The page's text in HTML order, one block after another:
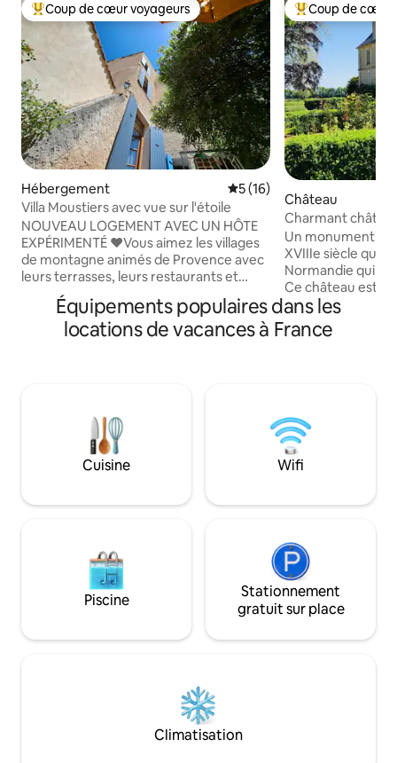
Coups de cœur voyageurs les plus appréciés
Coup de cœur voyageurs
Hébergement Évaluation moyenne sur la
5 (16)
Villa Moustiers avec vue sur l'étoile
NOUVEAU LOGEMENT AVEC UN HÔTE
EXPÉRIMENTÉ ​❤️​Vous aimez les villages
de montagne animés de Provence avec
leurs terrasses, leurs restaurants et
leurs boutiques ? Vous aimez les champs
de lavande, les marchés régionaux ou le
paysage accidenté du Verdon ? Vous
notre petit jardin et admirez la vallée, les
rochers et le ciel étoilé depuis la grande
terrasse sur le toit le soir.
Coups de cœur
Coup de cœur
Château
Charmant
Monument
Un monument
XVIIIe siècle qui a
Normandie qui a
Ce château est
conservé et
Le domaine est
famille ou deux
@chateaulivry et
proximité pour
St Michel,
plages du jour J.
Équipements populaires dans les
locations de vacances à France
Cuisine Wifi
Piscine
Stationnement
gratuit sur place
Climatisation